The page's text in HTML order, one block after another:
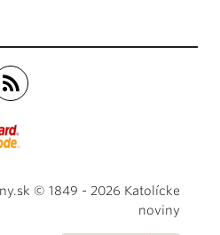
© 1849 - 2026 Katolícke
noviny